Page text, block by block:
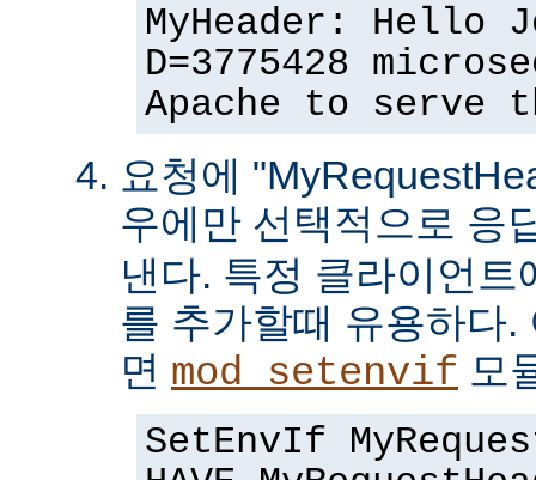
MyHeader: Hello
D=3775428
Apache to serve
요청에
우에만 선택적으로 응
낸다. 특정 클라이언
를 추가할때 유용하다.
면 mod_setenvif 모
SetEnvIf